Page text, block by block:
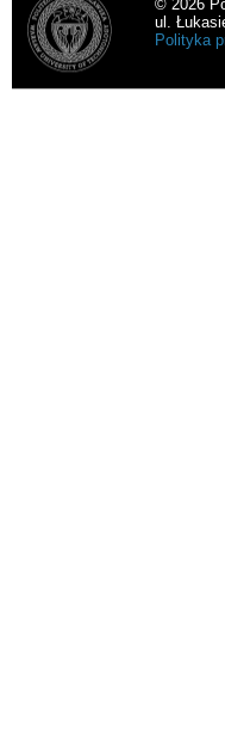
© 2026
ul.
Polityka